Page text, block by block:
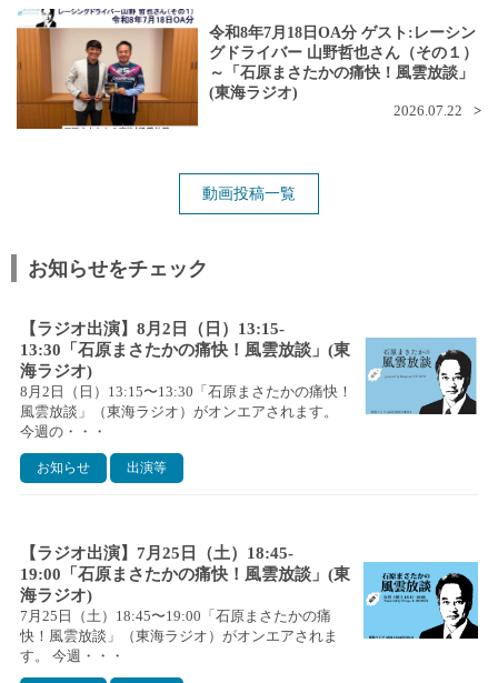
令和8年7月18日OA分 ゲスト:レーシン
グドライバー 山野哲也さん（その１）
～「石原まさたかの痛快！風雲放談」
(東海ラジオ)
2026.07.22
動画投稿一覧
お知らせをチェック
【ラジオ出演】8月2日（日）13:15-
13:30「石原まさたかの痛快！風雲放談」(東
海ラジオ)
8月2日（日）13:15〜13:30「石原まさたかの痛快！
風雲放談」（東海ラジオ）がオンエアされます。
今週の・・・
お知らせ 出演等
【ラジオ出演】7月25日（土）18:45-
19:00「石原まさたかの痛快！風雲放談」(東
海ラジオ)
7月25日（土）18:45〜19:00「石原まさたかの痛
快！風雲放談」（東海ラジオ）がオンエアされま
す。 今週・・・